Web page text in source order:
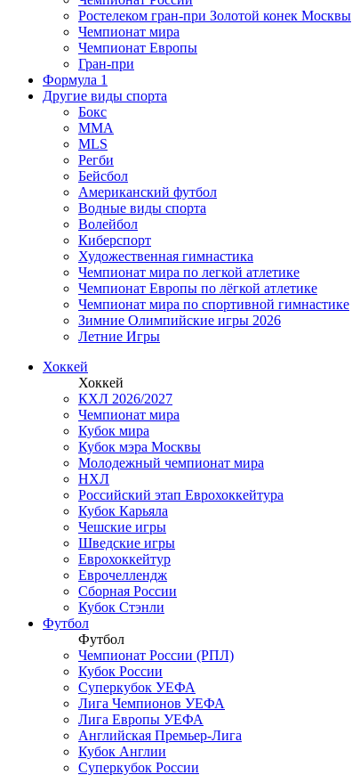
Ростелеком гран-при Золотой конек Москвы
Чемпионат мира
Чемпионат Европы
Гран-при
Формула 1
Другие виды спорта
Бокс
MMA
MLS
Регби
Бейсбол
Американский футбол
Водные виды спорта
Волейбол
Киберспорт
Художественная гимнастика
Чемпионат мира по легкой атлетике
Чемпионат Европы по лёгкой атлетике
Чемпионат мира по спортивной гимнастике
Зимние Олимпийские игры 2026
Летние Игры
Хоккей
Хоккей
КХЛ 2026/2027
Чемпионат мира
Кубок мира
Кубок мэра Москвы
Молодежный чемпионат мира
НХЛ
Российский этап Еврохоккейтура
Кубок Карьяла
Чешские игры
Шведские игры
Еврохоккейтур
Еврочеллендж
Сборная России
Кубок Стэнли
Футбол
Футбол
Чемпионат России (РПЛ)
Кубок России
Суперкубок УЕФА
Лига Чемпионов УЕФА
Лига Европы УЕФА
Английская Премьер-Лига
Кубок Англии
Суперкубок России